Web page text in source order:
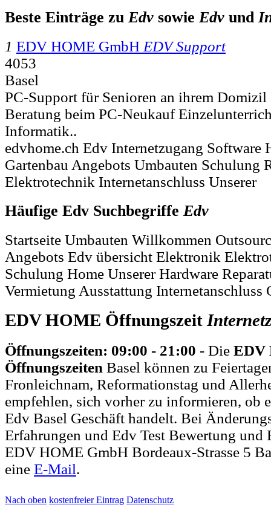
Beste Einträge zuEdv sowieEdv und
1 EDV HOME GmbH EDV Support
4053
Basel
PC-Support für Senioren an ihrem
Beratung beim PC-Neukauf
Informatik..
edvhome.ch Edv Internetzugang Software
Gartenbau Angebots Umbauten Schulung
Elektrotechnik Internetanschluss Unserer
Häufige Edv SuchbegriffeEdv
Startseite Umbauten Willkommen
Angebots Edv übersicht Elektronik
Schulung Home Unserer Hardware
Vermietung Ausstattung Internetanschluss
EDV HOME Öffnungszeit
Öffnungszeiten: 09:00 - 21:00 - Die EDV
Öffnungszeiten Basel können zu
Fronleichnam, Reformationstag und
empfehlen, sich vorher zu informieren, ob
Edv Basel Geschäft handelt. Bei
Erfahrungen und Edv Test Bewertung und
EDV HOME GmbH Bordeaux-Strasse 5
eine E-Mail.
Nach oben kostenfreier Eintrag Datenschutz